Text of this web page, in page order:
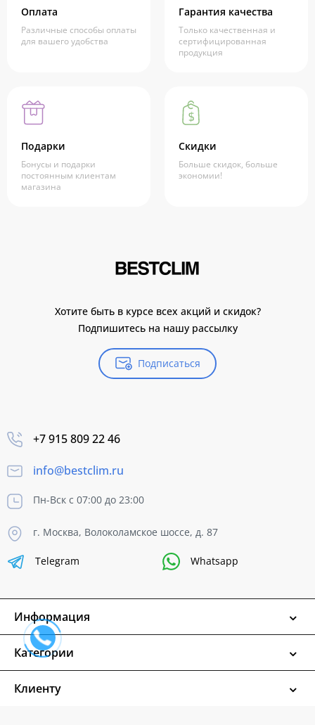
Оплата
Различные способы оплаты
для вашего удобства
Гарантия качества
Только качественная и
сертифицированная
продукция
Подарки
Бонусы и подарки
постоянным клиентам
магазина
Скидки
Больше скидок, больше
экономии!
Хотите быть в курсе всех акций и скидок?
Подпишитесь на нашу рассылку
Подписаться
+7 915 809 22 46
info@bestclim.ru
Пн-Вск с 07:00 до 23:00
г. Москва, Волоколамское шоссе, д. 87
Telegram Whatsapp
Информация
Категории
Клиенту